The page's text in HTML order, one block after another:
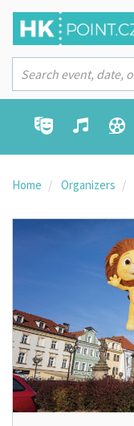
Home Organizers